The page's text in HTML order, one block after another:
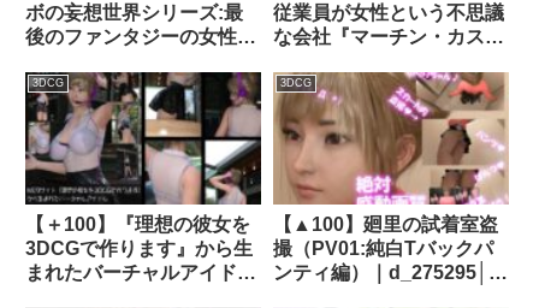
ボの妄想世界シリーズ:最
後のファンタジーの女性戦
従業員が女性という不思議
な会社『マーチン・カスタ
Customary；）』しかし
その実態は、御手洗保守が
当選した宝くじの賞金7億
円を元手に設立した、「保
守の」「保守による」「保
守のための」女性モデル盗
撮特化型法人であった！
（上木友梨の撮影現場の
SEX盗撮:立位フロント
3DCG
【＋100】『理想の彼女を
3DCGで作ります』から生
まれたバーチャルアイドル
3DCG
【▲100】廻里の試着室盗
撮（PV01:純白Tバックパ
ンティ編）｜d_275295│